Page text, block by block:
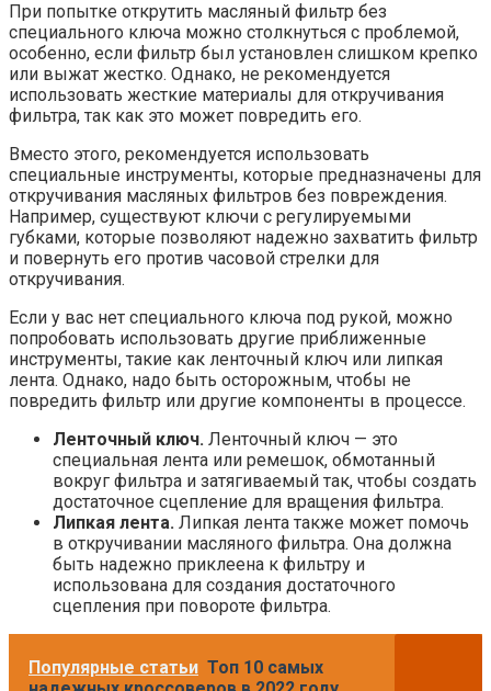
При попытке открутить масляный фильтр без
специального ключа можно столкнуться с проблемой,
особенно, если фильтр был установлен слишком крепко
или выжат жестко. Однако, не рекомендуется
использовать жесткие материалы для откручивания
фильтра, так как это может повредить его.
Вместо этого, рекомендуется использовать
специальные инструменты, которые предназначены для
откручивания масляных фильтров без повреждения.
Например, существуют ключи с регулируемыми
губками, которые позволяют надежно захватить фильтр
и повернуть его против часовой стрелки для
откручивания.
Если у вас нет специального ключа под рукой, можно
попробовать использовать другие приближенные
инструменты, такие как ленточный ключ или липкая
лента. Однако, надо быть осторожным, чтобы не
повредить фильтр или другие компоненты в процессе.
Ленточный ключ. Ленточный ключ — это
специальная лента или ремешок, обмотанный
вокруг фильтра и затягиваемый так, чтобы создать
достаточное сцепление для вращения фильтра.
Липкая лента. Липкая лента также может помочь
в откручивании масляного фильтра. Она должна
быть надежно приклеена к фильтру и
использована для создания достаточного
сцепления при повороте фильтра.
Популярные статьи Топ 10 самых